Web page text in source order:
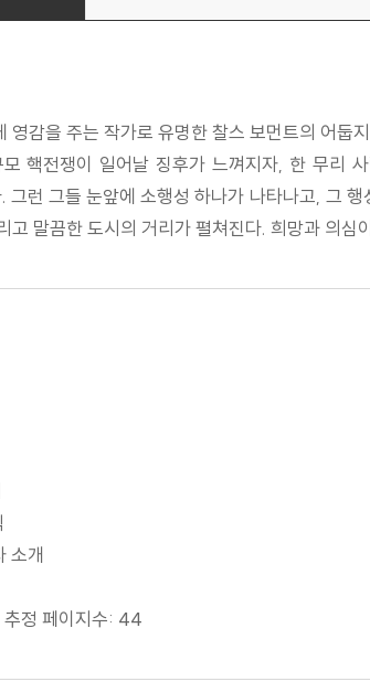
영감을 주는 작가로 유명한 찰스 보먼트의 어둡
핵전쟁이 일어날 징후가 느껴지자, 한 무리
그런 그들 눈앞에 소행성 하나가 나타나고, 그
고 말끔한 도시의 거리가 펼쳐진다. 희망과 의
소개
정 페이지수: 44